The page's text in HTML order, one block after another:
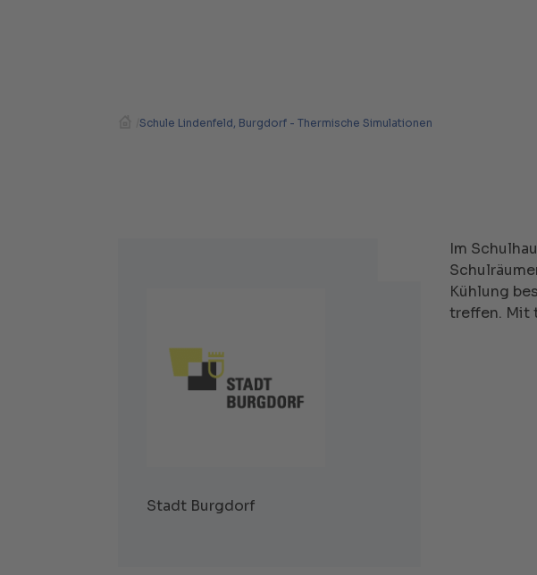
Schule Lindenfeld, Burgdorf - Thermische Simulationen
Stadt Burgdorf
Im
Kühlung
treffen. Mit